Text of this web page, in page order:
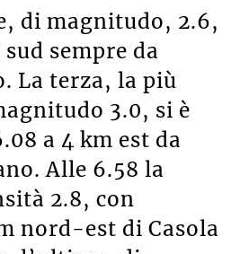
di magnitudo, 2.6,
sempre da
La terza, la più
3.0, si è
a 4 km est da
Alle 6.58 la
2.8, con
nord-est di Casola